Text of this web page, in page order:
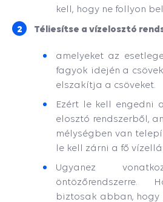
kell, hogy ne follyon
Téliesítse a vízelosztó
amelyeket az
fagyok idején a
elszakítja a csöveket.
Ezért le kell engedni
elosztó rendszerből,
mélységben van
le kell zárni a fő
Ugyanez
biztosak abban, hogy